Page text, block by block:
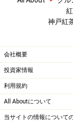
神戸紅
会社概要
投資家情報
利用規約
All Aboutについて
当サイトの情報について